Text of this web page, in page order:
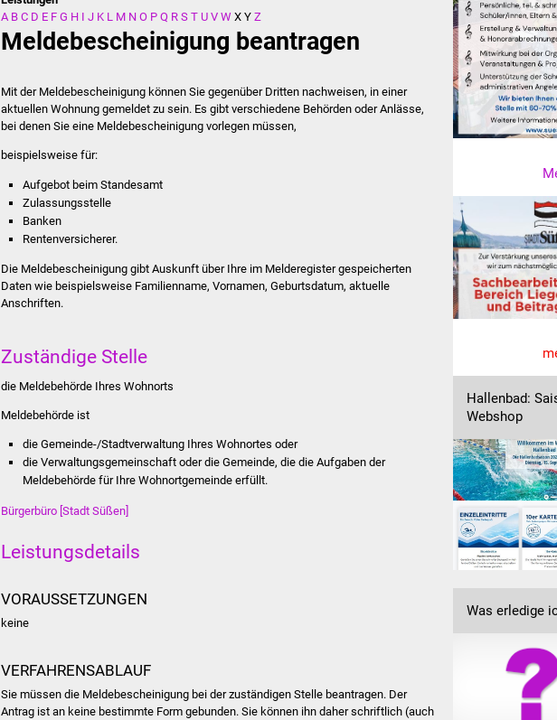
A B C D E F G H I J K L M N O P Q R S T U V W X Y Z
Meldebescheinigung beantragen
Mit der Meldebescheinigung können Sie gegenüber Dritten nachweisen, in einer
aktuellen Wohnung gemeldet zu sein. Es gibt verschiedene Behörden oder Anlässe,
bei denen Sie eine Meldebescheinigung vorlegen müssen,
beispielsweise für:
Aufgebot beim Standesamt
Zulassungsstelle
Banken
Rentenversicherer.
Die Meldebescheinigung gibt Auskunft über Ihre im Melderegister gespeicherten
Daten wie beispielsweise Familienname, Vornamen, Geburtsdatum, aktuelle
Anschriften.
Zuständige Stelle
die Meldebehörde Ihres Wohnorts
Meldebehörde ist
die Gemeinde-/Stadtverwaltung Ihres Wohnortes oder
die Verwaltungsgemeinschaft oder die Gemeinde, die die Aufgaben der
Meldebehörde für Ihre Wohnortgemeinde erfüllt.
Bürgerbüro [Stadt Süßen]
Leistungsdetails
VORAUSSETZUNGEN
keine
VERFAHRENSABLAUF
Sie müssen die Meldebescheinigung bei der zuständigen Stelle beantragen. Der
Antrag ist an keine bestimmte Form gebunden. Sie können ihn daher schriftlich (auch
Hallenbad:
Webshop
Was erledige